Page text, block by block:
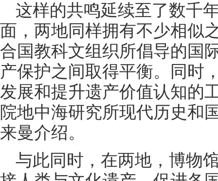
这样的共鸣延续至了数千
面，两地同样拥有不少相似
合国教科文组织所倡导的国
产保护之间取得平衡。同时
发展和提升遗产价值认知的
院地中海研究所现代历史和
来曼介绍。
与此同时，在两地，博